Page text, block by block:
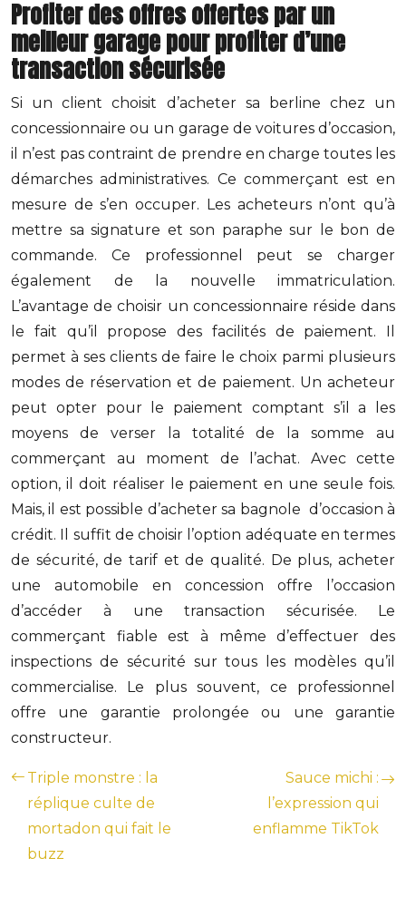
Profiter des offres offertes par un
meilleur garage pour profiter d’une
transaction sécurisée
Si un client choisit d’acheter sa berline chez un
concessionnaire ou un garage de voitures d’occasion,
il n’est pas contraint de prendre en charge toutes les
démarches administratives. Ce commerçant est en
mesure de s’en occuper. Les acheteurs n’ont qu’à
mettre sa signature et son paraphe sur le bon de
commande. Ce professionnel peut se charger
également de la nouvelle immatriculation.
L’avantage de choisir un concessionnaire réside dans
le fait qu’il propose des facilités de paiement. Il
permet à ses clients de faire le choix parmi plusieurs
modes de réservation et de paiement. Un acheteur
peut opter pour le paiement comptant s’il a les
moyens de verser la totalité de la somme au
commerçant au moment de l’achat. Avec cette
option, il doit réaliser le paiement en une seule fois.
Mais, il est possible d’acheter sa bagnole d’occasion à
crédit. Il suffit de choisir l’option adéquate en termes
de sécurité, de tarif et de qualité. De plus, acheter
une automobile en concession offre l’occasion
d’accéder à une transaction sécurisée. Le
commerçant fiable est à même d’effectuer des
inspections de sécurité sur tous les modèles qu’il
commercialise. Le plus souvent, ce professionnel
offre une garantie prolongée ou une garantie
constructeur.
Triple monstre : la
réplique culte de
mortadon qui fait le
buzz
Sauce michi :
l’expression qui
enflamme TikTok